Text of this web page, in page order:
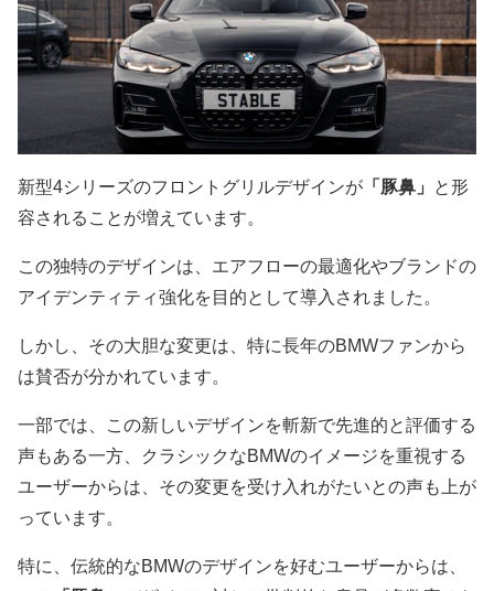
新型4シリーズのフロントグリルデザインが 「豚鼻」
と形
容されることが増えています。
この独特のデザインは、エアフローの最適化やブランドの
アイデンティティ強化を目的として導入されました。
しかし、その大胆な変更は、特に長年のBMWファンから
は賛否が分かれています。
一部では、この新しいデザインを斬新で先進的と評価する
声もある一方、クラシックなBMWのイメージを重視する
ユーザーからは、その変更を受け入れがたいとの声も上が
っています。
特に、伝統的なBMWのデザインを好むユーザーからは、